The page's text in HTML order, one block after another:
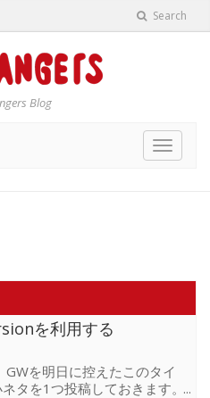
Search
Blog
Toggle
を利用する
を明日に控えたこのタイ
タを1つ投稿しておきます。